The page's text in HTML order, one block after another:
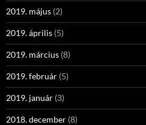
2019. május (2)
2019. április (5)
2019. március (8)
2019. február (5)
2019. január (3)
2018. december (8)